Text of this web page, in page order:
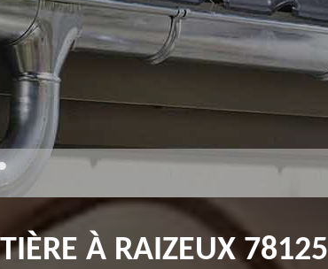
À RAIZEUX 78125